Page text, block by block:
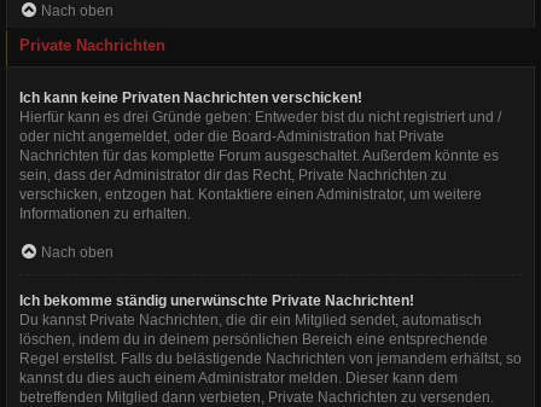
Nach oben
Private Nachrichten
Ich kann keine Privaten Nachrichten verschicken!
Hierfür kann es drei Gründe geben: Entweder bist du nicht registriert und /
oder nicht angemeldet, oder die Board-Administration hat Private
Nachrichten für das komplette Forum ausgeschaltet. Außerdem könnte es
sein, dass der Administrator dir das Recht, Private Nachrichten zu
verschicken, entzogen hat. Kontaktiere einen Administrator, um weitere
Informationen zu erhalten.
Nach oben
Ich bekomme ständig unerwünschte Private Nachrichten!
Du kannst Private Nachrichten, die dir ein Mitglied sendet, automatisch
löschen, indem du in deinem persönlichen Bereich eine entsprechende
Regel erstellst. Falls du belästigende Nachrichten von jemandem erhältst, so
kannst du dies auch einem Administrator melden. Dieser kann dem
betreffenden Mitglied dann verbieten, Private Nachrichten zu versenden.